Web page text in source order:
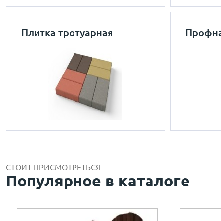
Плитка тротуарная
СТОИТ ПРИСМОТРЕТЬСЯ
Популярное в каталоге